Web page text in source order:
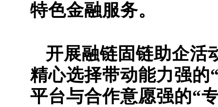
特色金融服务。
开展融链固链助企活
精心选择带动能力强的
平台与合作意愿强的“